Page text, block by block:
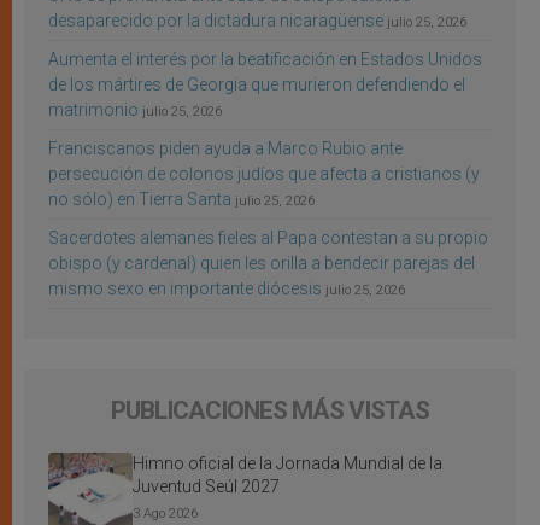
desaparecido por la dictadura nicaragüense julio 25, 2026
Aumenta el interés por la beatificación en Estados Unidos
de los mártires de Georgia que murieron defendiendo el
matrimonio julio 25, 2026
Franciscanos piden ayuda a Marco Rubio ante
persecución de colonos judíos que afecta a cristianos (y
no sólo) en Tierra Santa julio 25, 2026
Sacerdotes alemanes fieles al Papa contestan a su propio
obispo (y cardenal) quien les orilla a bendecir parejas del
mismo sexo en importante diócesis julio 25, 2026
PUBLICACIONES MÁS VISTAS
Himno oficial de la Jornada Mundial de la
Juventud Seúl 2027
3 Ago 2026